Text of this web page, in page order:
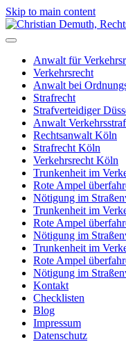
Skip to main content
Anwalt für
Verkehrsrecht
Anwalt bei
Strafrecht
Strafverteidiger
Anwalt
Rechtsanwalt Köln
Strafrecht Köln
Verkehrsrecht Köln
Trunkenheit im
Rote Ampel
Nötigung im
Trunkenheit im
Rote Ampel
Nötigung im
Trunkenheit im
Rote Ampel
Nötigung im
Kontakt
Checklisten
Blog
Impressum
Datenschutz